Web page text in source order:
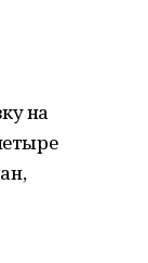
на